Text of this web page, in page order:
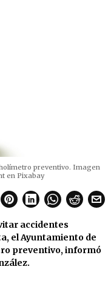
preventivo. Imagen
en Pixabay
accidentes
el Ayuntamiento de
preventivo, informó